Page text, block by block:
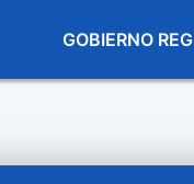
GOBIERNO